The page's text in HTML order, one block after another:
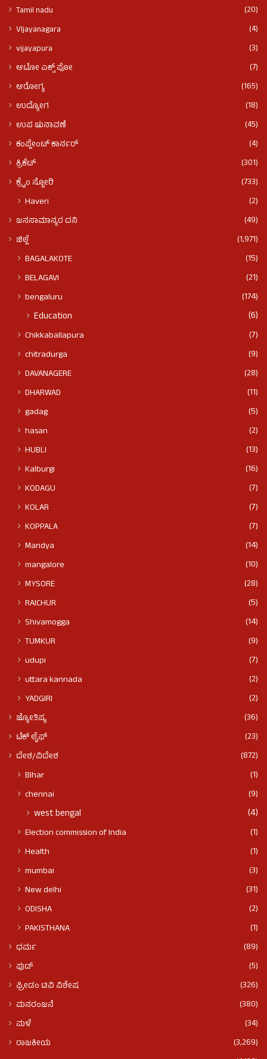
Tamil nadu
(20)
VIjayanagara
(4)
vijayapura
(3)
ಆಟೋ ಎಕ್ಸ್ ಪೋ
(7)
ಆರೋಗ್ಯ
(165)
ಉದ್ಯೋಗ
(18)
ಉಪ ಚುನಾವಣೆ
(45)
ಕಂಪ್ಲೇಂಟ್ ಕಾರ್ನರ್
(4)
ಕ್ರಿಕೆಟ್
(301)
ಕ್ರೈಂ ಸ್ಟೋರಿ
(733)
Haveri (2)
ಜನಸಾಮಾನ್ಯರ ದನಿ
(49)
ಜಿಲ್ಲೆ
(1,971)
BAGALAKOTE
(15)
BELAGAVI
(21)
bengaluru
(174)
Education (6)
Chikkaballapura
(7)
chitradurga
(9)
DAVANAGERE
(28)
DHARWAD
(11)
gadag
(5)
hasan
(2)
HUBLI
(13)
Kalburgi
(16)
KODAGU
(7)
KOLAR
(7)
KOPPALA
(7)
Mandya
(14)
mangalore
(10)
MYSORE
(28)
RAICHUR
(5)
Shivamogga
(14)
TUMKUR
(9)
udupi
(7)
uttara kannada
(2)
YADGIRI
(2)
ಜ್ಯೋತಿಷ್ಯ
(36)
ಟೆಕ್ ಲೈಫ್
(23)
ದೇಶ/ವಿದೇಶ
(872)
BIhar
(1)
chennai
(9)
west bengal (4)
Election commission of India
(1)
Health
(1)
mumbai
(3)
New delhi
(31)
ODISHA
(2)
PAKISTHANA
(1)
ಧರ್ಮ
(89)
ಫುಡ್​​
(5)
ಫ್ರೀಡಂ ಟಿವಿ ವಿಶೇಷ
(326)
ಮನರಂಜನೆ
(380)
ಮಳೆ
(34)
ರಾಜಕೀಯ
(3,269)